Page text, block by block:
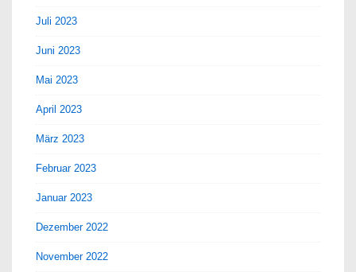
Juli 2023
Juni 2023
Mai 2023
April 2023
März 2023
Februar 2023
Januar 2023
Dezember 2022
November 2022